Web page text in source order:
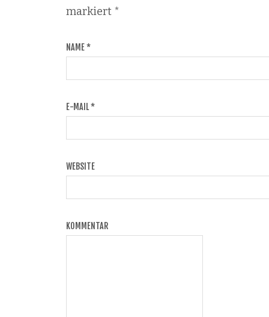
markiert *
NAME*
E-MAIL*
WEBSITE
KOMMENTAR